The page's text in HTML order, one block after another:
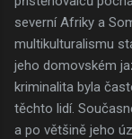
severní Afriky a
multikulturalismu
jeho domovském
kriminalita byla
těchto lidí.
a po většině jeho